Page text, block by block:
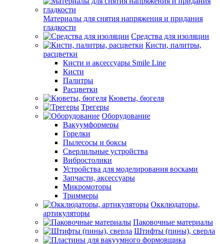
Материалы для снятия напряжения и придания
гладкости
Средства для изоляции
Кисти, палитры,
расцветки
Кисти и аксессуары Smile Line
Кисти
Палитры
Расцветки
Кюветы, бюгеля
Трегеры
Оборудование
Вакуумформеры
Горелки
Пылесосы и боксы
Сверлильные устройства
Вибростолики
Устройства для моделирования восками
Запчасти, аксессуары
Микромоторы
Триммеры
Окклюдаторы,
артикуляторы
Паковочные материалы
Штифты (пины), сверла